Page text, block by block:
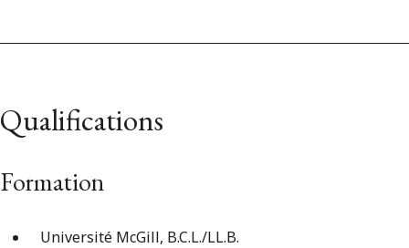
Qualifications
Formation
Université McGill, B.C.L./LL.B.